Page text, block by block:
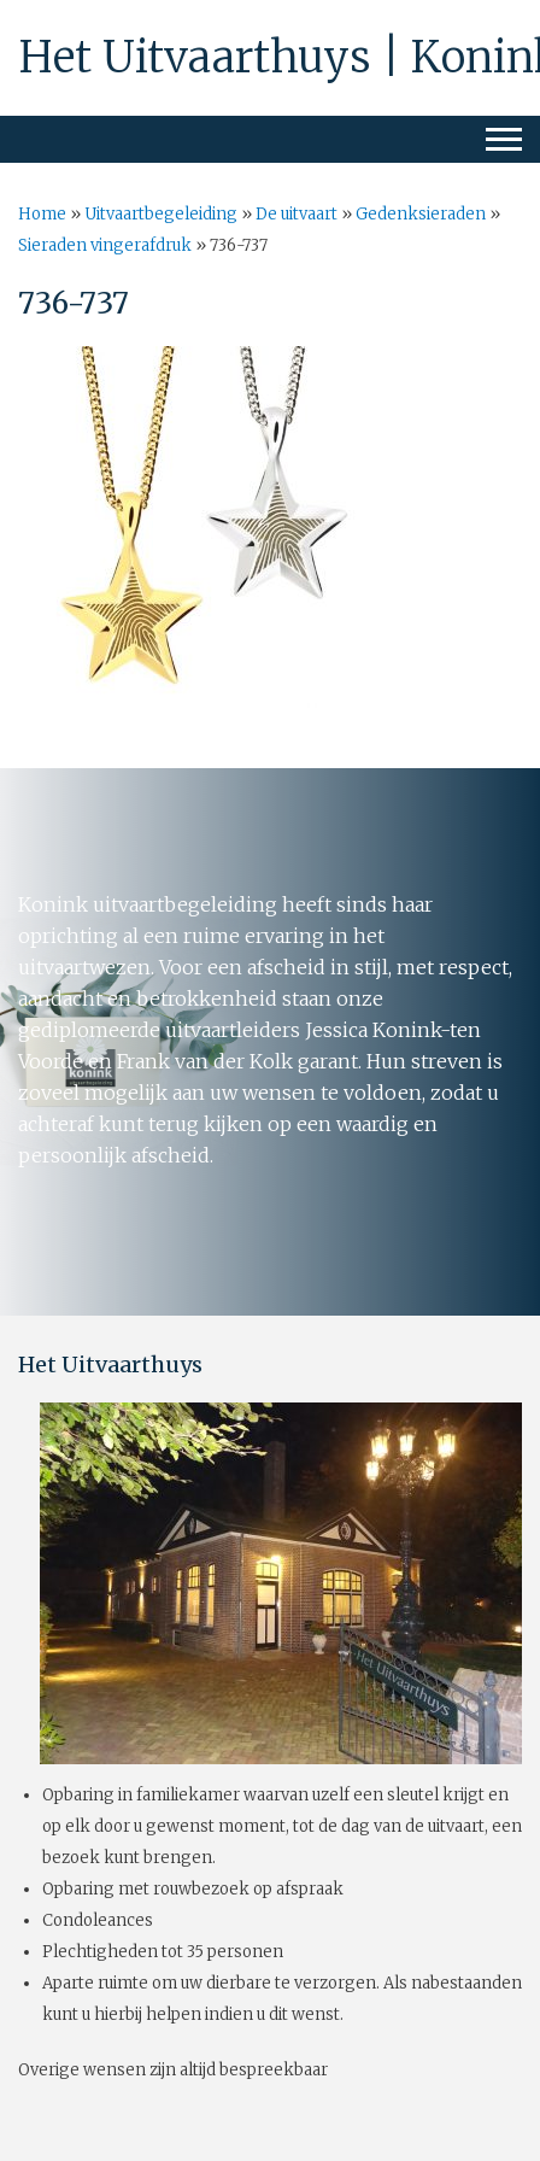
Het Uitvaarthuys |
Home »Uitvaartbegeleiding »De uitvaart »Gedenksieraden »
Sieraden vingerafdruk »736-737
736-737
Konink uitvaartbegeleiding heeft sinds haar
oprichting al een ruime ervaring in het
uitvaartwezen. Voor een afscheid in stijl, met respect,
aandacht en betrokkenheid staan onze
gediplomeerde uitvaartleiders Jessica Konink-ten
Voorde en Frank van der Kolk garant. Hun streven is
zoveel mogelijk aan uw wensen te voldoen, zodat u
achteraf kunt terug kijken op een waardig en
persoonlijk afscheid.
Het Uitvaarthuys
Opbaring in familiekamer waarvan uzelf een sleutel krijgt en
op elk door u gewenst moment, tot de dag van de uitvaart, een
bezoek kunt brengen.
Opbaring met rouwbezoek op afspraak
Condoleances
Plechtigheden tot 35 personen
Aparte ruimte om uw dierbare te verzorgen. Als nabestaanden
kunt u hierbij helpen indien u dit wenst.
Overige wensen zijn altijd bespreekbaar